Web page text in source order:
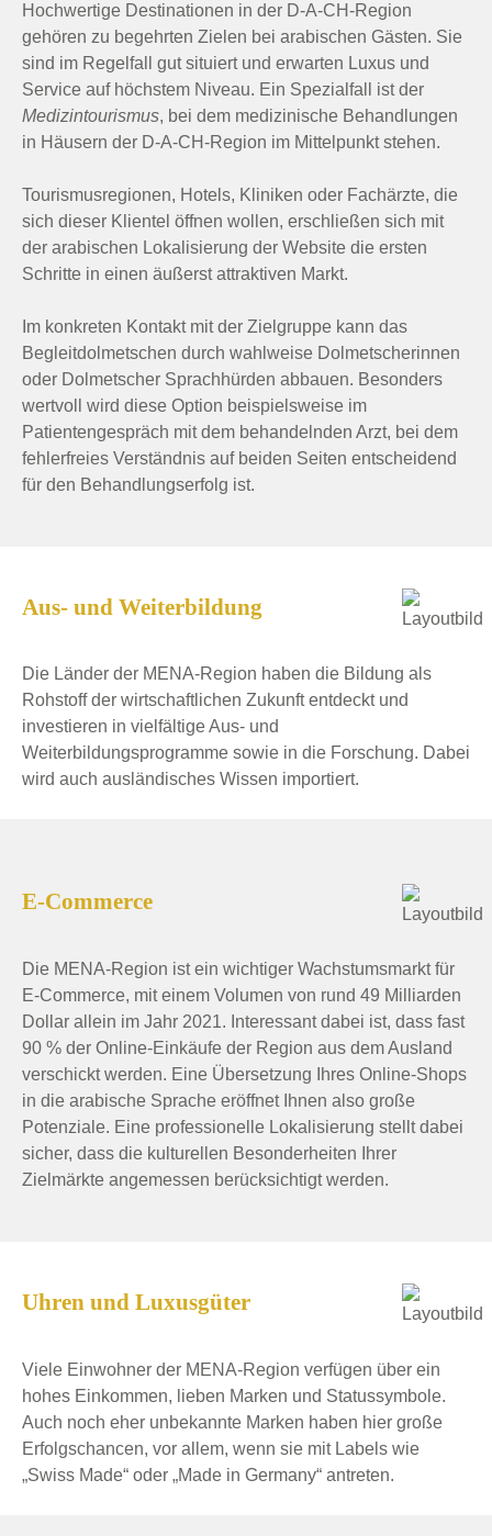
Hochwertige Destinationen in der D-A-CH-Region
gehören zu begehrten Zielen bei arabischen Gästen. Sie
sind im Regelfall gut situiert und erwarten Luxus und
Service auf höchstem Niveau. Ein Spezialfall ist der
Medizintourismus, bei dem medizinische Behandlungen
in Häusern der D-A-CH-Region im Mittelpunkt stehen.
Tourismusregionen, Hotels, Kliniken oder Fachärzte, die
sich dieser Klientel öffnen wollen, erschließen sich mit
der arabischen Lokalisierung der Website die ersten
Schritte in einen äußerst attraktiven Markt.
Im konkreten Kontakt mit der Zielgruppe kann das
Begleitdolmetschen durch wahlweise Dolmetscherinnen
oder Dolmetscher Sprachhürden abbauen. Besonders
wertvoll wird diese Option beispielsweise im
Patientengespräch mit dem behandelnden Arzt, bei dem
fehlerfreies Verständnis auf beiden Seiten entscheidend
für den Behandlungserfolg ist.
Aus- und Weiterbildung
Die Länder der MENA-Region haben die Bildung als
Rohstoff der wirtschaftlichen Zukunft entdeckt und
investieren in vielfältige Aus- und
Weiterbildungsprogramme sowie in die Forschung. Dabei
wird auch ausländisches Wissen importiert.
E-Commerce
Die MENA-Region ist ein wichtiger Wachstumsmarkt für
E-Commerce, mit einem Volumen von rund 49 Milliarden
Dollar allein im Jahr 2021. Interessant dabei ist, dass fast
90 % der Online-Einkäufe der Region aus dem Ausland
verschickt werden. Eine Übersetzung Ihres Online-Shops
in die arabische Sprache eröffnet Ihnen also große
Potenziale. Eine professionelle Lokalisierung stellt dabei
sicher, dass die kulturellen Besonderheiten Ihrer
Zielmärkte angemessen berücksichtigt werden.
Uhren und Luxusgüter
Viele Einwohner der MENA-Region verfügen über ein
hohes Einkommen, lieben Marken und Statussymbole.
Auch noch eher unbekannte Marken haben hier große
Erfolgschancen, vor allem, wenn sie mit Labels wie
„Swiss Made“ oder „Made in Germany“ antreten.